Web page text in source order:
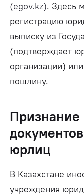
(egov.kz). Здесь
регистрацию
выписку из
(подтверждает
организации) или
пошлину.
Признание
юрлиц
В Казахстане
учреждения